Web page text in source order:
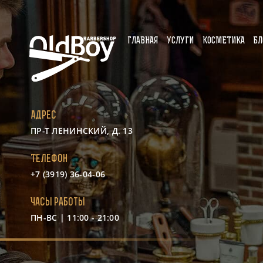
ГЛАВНАЯ УСЛУГИ КОСМЕТИКА
Адрес
ПР-Т ЛЕНИНСКИЙ, Д. 13
Телефон
+7 (3919) 36-04-06
Часы работы
ПН-ВС | 11:00 - 21:00